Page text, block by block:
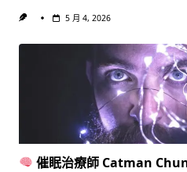
5 月 4, 2026
催眠治療師 Catman